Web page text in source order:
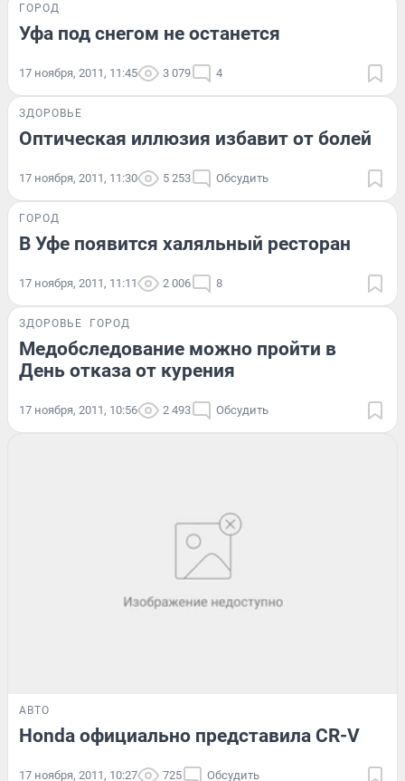
ГОРОД
Уфа под снегом не останется
17 ноября, 2011, 11:45 3 079 4
ЗДОРОВЬЕ
Оптическая иллюзия избавит от болей
17 ноября, 2011, 11:30 5 253 Обсудить
ГОРОД
В Уфе появится халяльный ресторан
17 ноября, 2011, 11:11 2 006 8
ЗДОРОВЬЕ ГОРОД
Медобследование можно пройти в
День отказа от курения
17 ноября, 2011, 10:56 2 493 Обсудить
АВТО
Honda официально представила CR-V
17 ноября, 2011, 10:27 725 Обсудить